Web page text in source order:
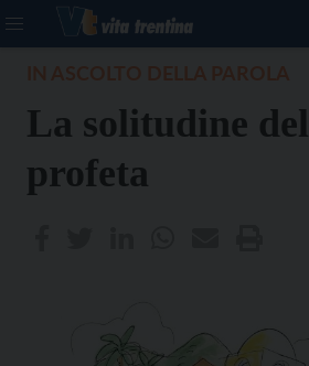
La solitudine del
profeta